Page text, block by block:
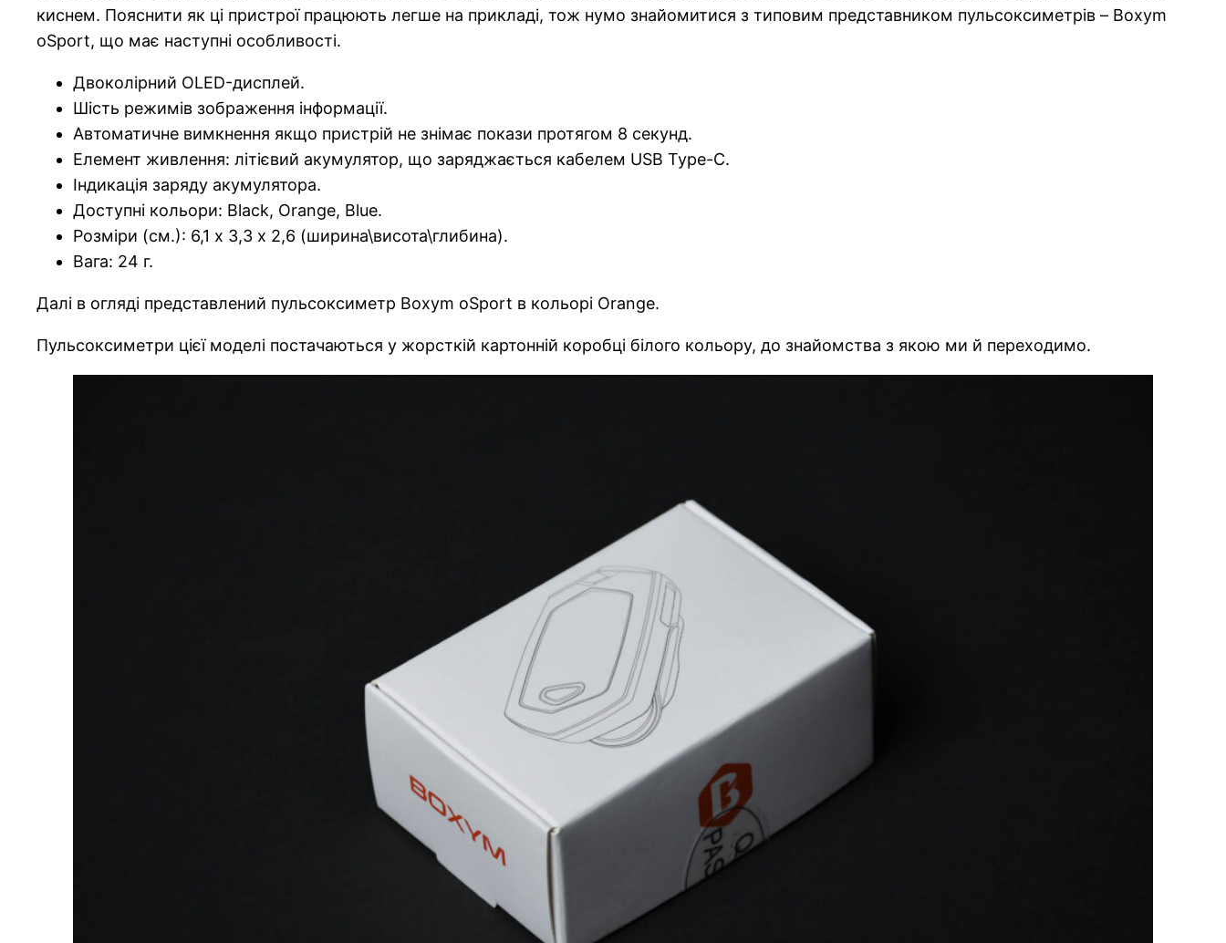
киснем. Пояснити як ці пристрої працюють легше на прикладі, тож нумо знайомитися з типовим представником пульсоксиметрів – Boxym
oSport, що має наступні особливості.
Двоколірний OLED-дисплей.
Шість режимів зображення інформації.
Автоматичне вимкнення якщо пристрій не знімає покази протягом 8 секунд.
Елемент живлення: літієвий акумулятор, що заряджається кабелем USB Type-C.
Індикація заряду акумулятора.
Доступні кольори: Black, Orange, Blue.
Розміри (см.): 6,1 х 3,3 х 2,6 (ширина\висота\глибина).
Вага: 24 г.
Далі в огляді представлений пульсоксиметр Boxym oSport в кольорі Orange.
Пульсоксиметри цієї моделі постачаються у жорсткій картонній коробці білого кольору, до знайомства з якою ми й переходимо.